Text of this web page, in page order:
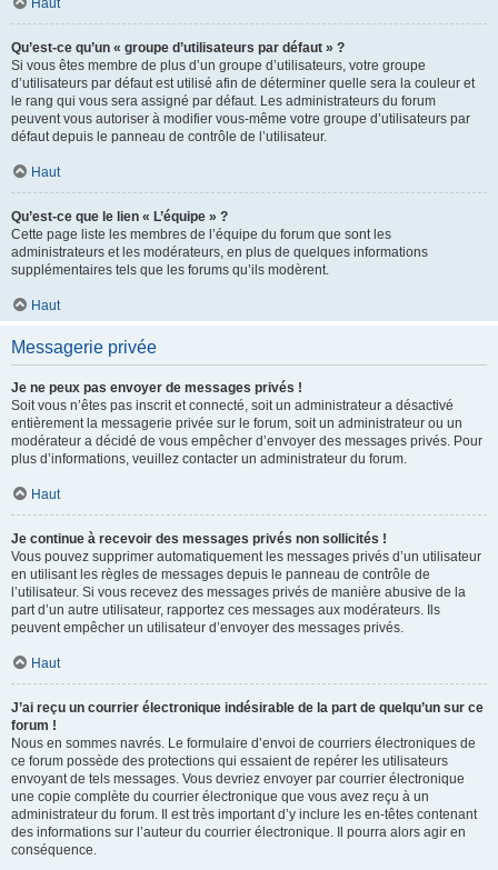
Haut
Qu’est-ce qu’un « groupe d’utilisateurs par défaut » ?
Si vous êtes membre de plus d’un groupe d’utilisateurs, votre groupe
d’utilisateurs par défaut est utilisé afin de déterminer quelle sera la couleur et
le rang qui vous sera assigné par défaut. Les administrateurs du forum
peuvent vous autoriser à modifier vous-même votre groupe d’utilisateurs par
défaut depuis le panneau de contrôle de l’utilisateur.
Haut
Qu’est-ce que le lien « L’équipe » ?
Cette page liste les membres de l’équipe du forum que sont les
administrateurs et les modérateurs, en plus de quelques informations
supplémentaires tels que les forums qu’ils modèrent.
Haut
Messagerie privée
Je ne peux pas envoyer de messages privés !
Soit vous n’êtes pas inscrit et connecté, soit un administrateur a désactivé
entièrement la messagerie privée sur le forum, soit un administrateur ou un
modérateur a décidé de vous empêcher d’envoyer des messages privés. Pour
plus d’informations, veuillez contacter un administrateur du forum.
Haut
Je continue à recevoir des messages privés non sollicités !
Vous pouvez supprimer automatiquement les messages privés d’un utilisateur
en utilisant les règles de messages depuis le panneau de contrôle de
l’utilisateur. Si vous recevez des messages privés de manière abusive de la
part d’un autre utilisateur, rapportez ces messages aux modérateurs. Ils
peuvent empêcher un utilisateur d’envoyer des messages privés.
Haut
J’ai reçu un courrier électronique indésirable de la part de quelqu’un sur ce
forum !
Nous en sommes navrés. Le formulaire d’envoi de courriers électroniques de
ce forum possède des protections qui essaient de repérer les utilisateurs
envoyant de tels messages. Vous devriez envoyer par courrier électronique
une copie complète du courrier électronique que vous avez reçu à un
administrateur du forum. Il est très important d’y inclure les en-têtes contenant
des informations sur l’auteur du courrier électronique. Il pourra alors agir en
conséquence.